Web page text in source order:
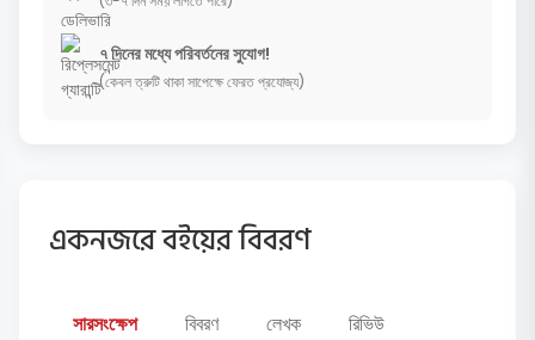
৭ দিনের মধ্যে পরিবর্তনের সুযোগ!
(কেবল ত্রুটি থাকা সাপেক্ষে ফেরত প্রযোজ্য)
একনজরে বইয়ের বিবরণ
সারসংক্ষেপ বিবরণ লেখক রিভিউ